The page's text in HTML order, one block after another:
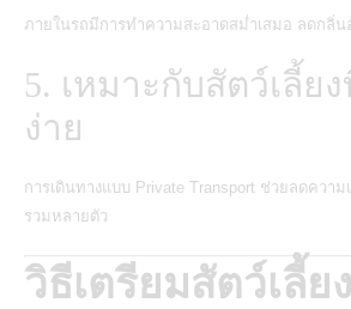
ภายในรถมีการทำความสะอาดสม่ำเสมอ ลดกลิ่น
5. เหมาะกับสัตว์เลี้ย
ง่าย
การเดินทางแบบ Private Transport ช่วยลดควา
รวมหลายตัว
วิธีเตรียมสัตว์เลี้ย